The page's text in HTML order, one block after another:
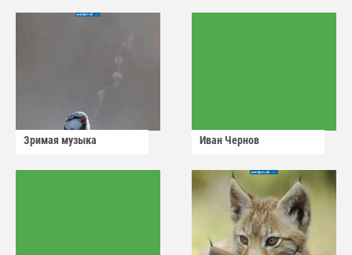
Зримая музыка Иван Чернов